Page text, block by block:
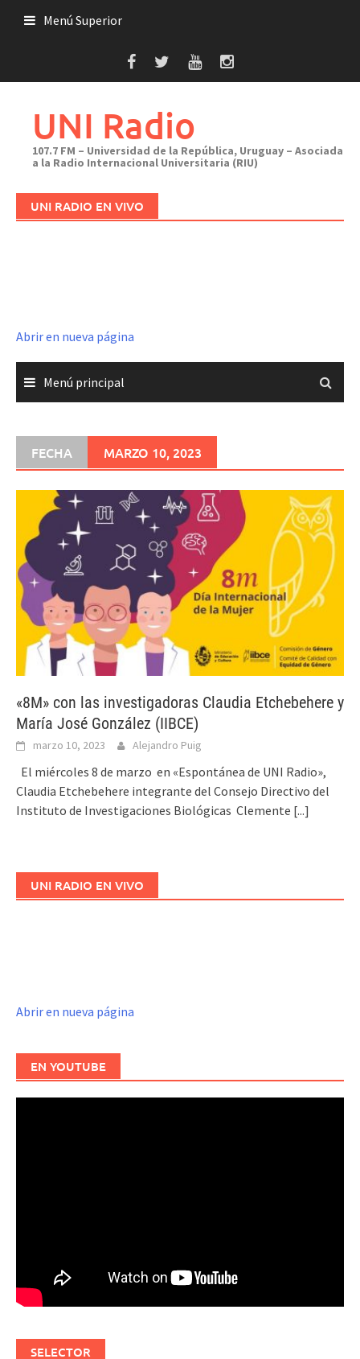
Menú Superior
UNI Radio
107.7 FM – Universidad de la República, Uruguay – Asociada
a la Radio Internacional Universitaria (RIU)
UNI RADIO EN VIVO
Abrir en nueva página
Menú principal
FECHA MARZO 10, 2023
«8M» con las investigadoras Claudia Etchebehere y
María José González (IIBCE)
marzo 10, 2023 Alejandro Puig
El miércoles 8 de marzo en «Espontánea de UNI Radio»,
Claudia Etchebehere integrante del Consejo Directivo del
Instituto de Investigaciones Biológicas Clemente [...]
UNI RADIO EN VIVO
Abrir en nueva página
EN YOUTUBE
SELECTOR